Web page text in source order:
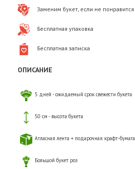
Заменим букет, если не понравится
Бесплатная упаковка
Бесплатная записка
ОПИСАНИЕ
5 дней - ожидаемый срок свежести букета
50 см - высота букета
Атласная лента + подарочная крафт-бумага
Большой букет роз